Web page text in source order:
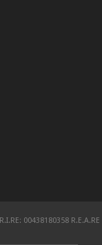
00438180358